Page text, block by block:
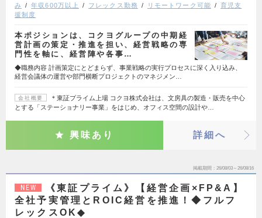
み
年収600万以上 フレックス勤務 リモートワーク可能
育児支
援制度
本ポジションは、コクヨグループの中期経
営計画の策定・推進を担い、経営戦略の専
門性を軸に、経営陣や各事…
◆職務内容 計画策定にとどまらず、事業戦略の実行プロセスに深く入り込み、
経営会議体の運営や部門横断プロジェクトのマネジメン…
会社概要
＊東証プライム上場 コクヨ株式会社は、文房具の製造・販売を中心
とする「ステーショナリー事業」をはじめ、オフィス空間の設計や…
興味あり 詳細へ
掲載期間 26/08/03～26/08/16
NEW
《東証プライム》【経営企画×FP&A】
全社予実管理とROIC経営を推進！◆フルフ
レックスOK◆